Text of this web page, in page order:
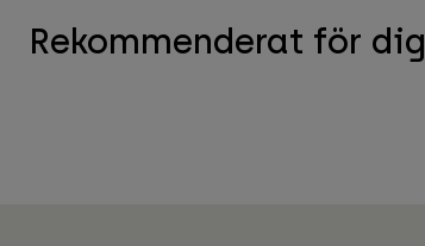
Rekommenderat för dig